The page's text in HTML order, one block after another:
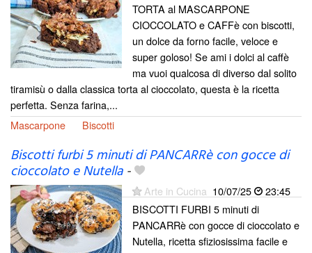
TORTA al MASCARPONE
CIOCCOLATO e CAFFè con biscotti,
un dolce da forno facile, veloce e
super goloso! Se ami i dolci al caffè
ma vuoi qualcosa di diverso dal solito
tiramisù o dalla classica torta al cioccolato, questa è la ricetta
perfetta. Senza farina,...
Mascarpone
Biscotti
Biscotti furbi 5 minuti di PANCARRè con gocce di
cioccolato e Nutella-
Arte in Cucina 10/07/25
23:45
BISCOTTI FURBI 5 minuti di
PANCARRè con gocce di cioccolato e
Nutella, ricetta sfiziosissima facile e